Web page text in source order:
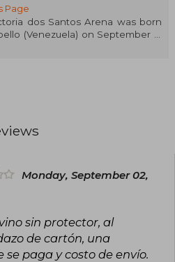
Page
dos Santos Arena was born
(Venezuela) on September 9,
for words led her to fill pages
that have touched hearts
inspired her community of more
followers on social media, inviting
and hope in poetry. With
reminds us that life gains
we learn to see it through the
Monday, September 02,
sin protector, al
de cartón, una
paga y costo de envío.